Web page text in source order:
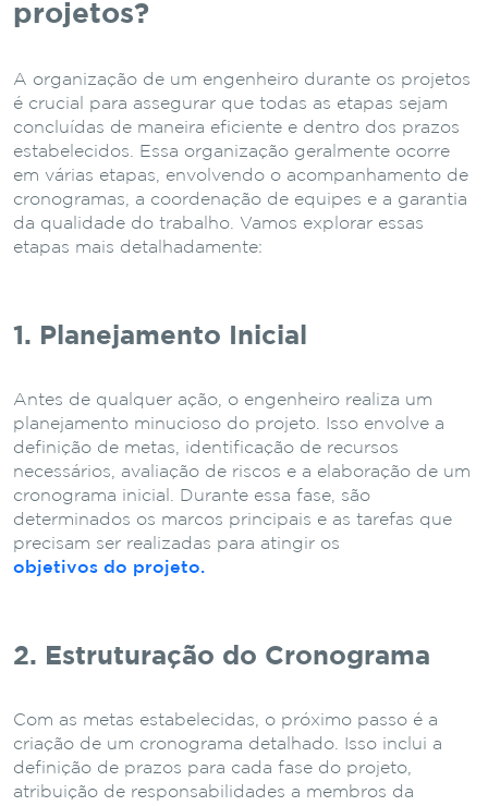
projetos?
A organização de um engenheiro durante os projetos
é crucial para assegurar que todas as etapas sejam
concluídas de maneira eficiente e dentro dos prazos
estabelecidos. Essa organização geralmente ocorre
em várias etapas, envolvendo o acompanhamento de
cronogramas, a coordenação de equipes e a garantia
da qualidade do trabalho. Vamos explorar essas
etapas mais detalhadamente:
1. Planejamento Inicial
Antes de qualquer ação, o engenheiro realiza um
planejamento minucioso do projeto. Isso envolve a
definição de metas, identificação de recursos
necessários, avaliação de riscos e a elaboração de um
cronograma inicial. Durante essa fase, são
determinados os marcos principais e as tarefas que
precisam ser realizadas para atingir os
objetivos do projeto.
2. Estruturação do Cronograma
Com as metas estabelecidas, o próximo passo é a
criação de um cronograma detalhado. Isso inclui a
definição de prazos para cada fase do projeto,
atribuição de responsabilidades a membros da